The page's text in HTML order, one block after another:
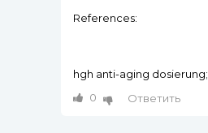
References:
hgh anti-aging dosierung;
0
Ответить